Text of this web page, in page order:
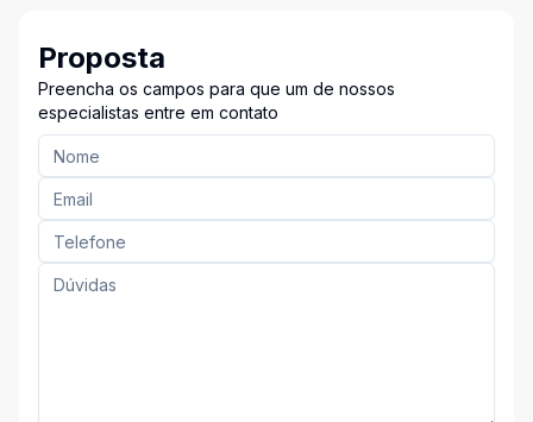
Proposta
Preencha os campos para que um de nossos
especialistas entre em contato